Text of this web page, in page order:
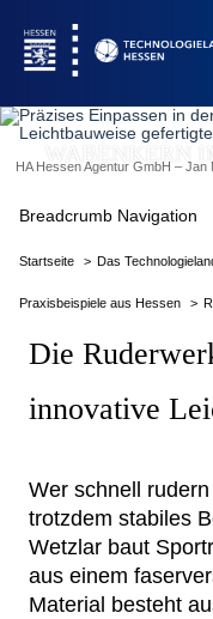
Innovationsfelder
Beratung &
Netzwerke
HA Hessen Agentur GmbH – Jan
Breadcrumb Navigation
Startseite Das
Praxisbeispiele aus Hessen
Die
innovative
Wer schnell
trotzdem stabiles
Wetzlar baut
aus einem
Material besteht